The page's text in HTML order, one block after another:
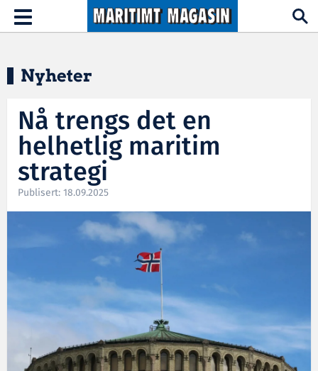
Hopp til hovedinnhold
Toggle
navigation
Nyheter
Nå trengs det en
helhetlig maritim
strategi
Publisert: 18.09.2025